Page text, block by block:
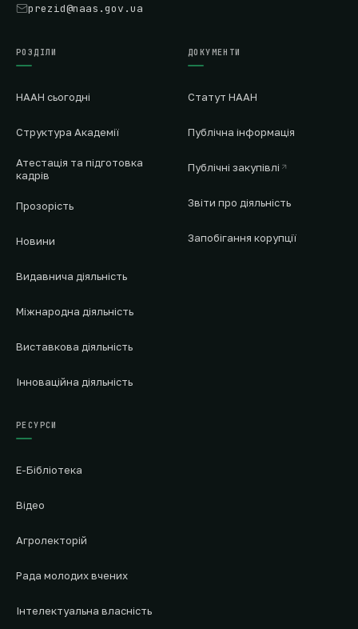
prezid@naas.gov.ua
РОЗДІЛИ
НААН сьогодні
Структура Академії
Атестація та підготовка
кадрів
Прозорість
Новини
Видавнича діяльність
Міжнародна діяльність
Виставкова діяльність
Інноваційна діяльність
ДОКУМЕНТИ
Статут НААН
Публічна інформація
Публічні закупівлі
Звіти про діяльність
Запобігання корупції
РЕСУРСИ
Е-Бібліотека
Відео
Агролекторій
Рада молодих вчених
Інтелектуальна власність